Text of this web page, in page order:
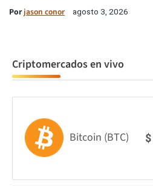
Porjason conor agosto 3, 2026
Criptomercados en vivo
Bitcoin (BTC) $